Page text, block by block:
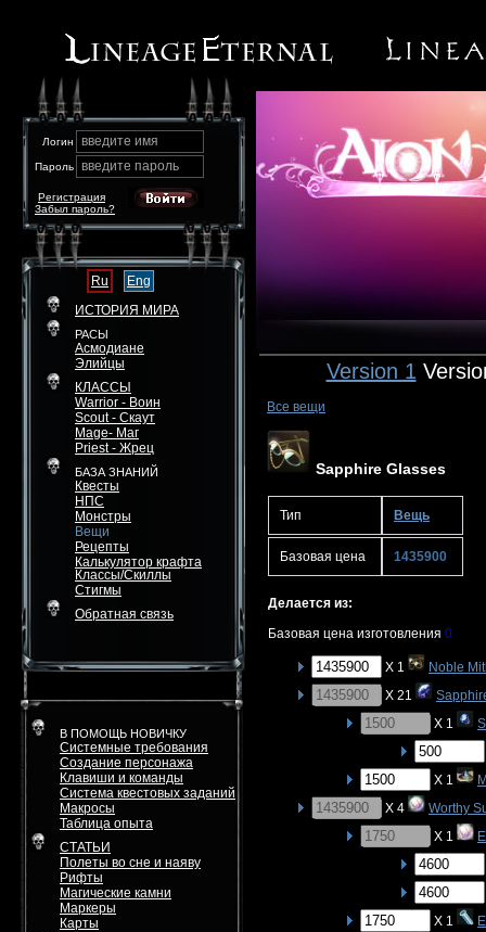
Логин введите имя
Пароль введите пароль
Забыл пароль?
Регистрация
Ru
Eng
ИСТОРИЯ МИРА
РАСЫ
Асмодиане
Элийцы
КЛАССЫ
Warrior - Воин
Scout - Скаут
Mage- Маг
Priest - Жрец
БАЗА ЗНАНИЙ
Квесты
НПС
Монстры
Вещи
Рецепты
Калькулятор крафта
Классы/Скиллы
Стигмы
Обратная связь
В ПОМОЩЬ НОВИЧКУ
Системные требования
Создание персонажа
Клавиши и команды
Система квестовых заданий
Макросы
Таблица опыта
СТАТЬИ
Полеты во сне и наяву
Рифты
Магические камни
Маркеры
Карты
Version 1
Все вещи
Sapphire Glasses
Тип Вещь
Базовая цена 1435900
Делается из:
Базовая цена изготовления 0
X 1
Noble
X 21
X 1
X 1
X 4
Worthy
X 1
X 1